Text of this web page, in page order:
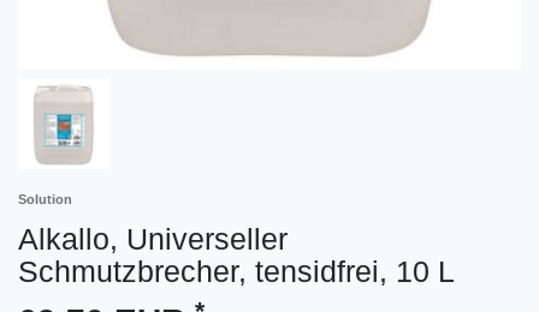
Solution
Alkallo, Universeller
Schmutzbrecher, tensidfrei, 10 L